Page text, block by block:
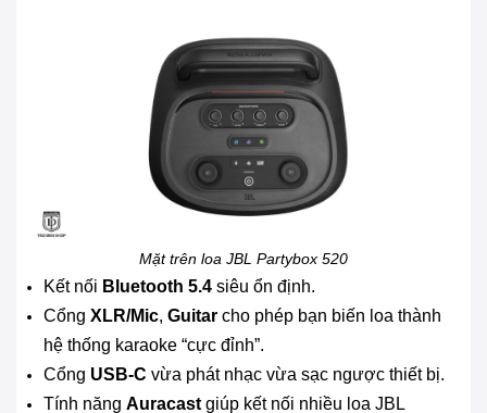
Mặt trên loa JBL Partybox 520
Kết nối Bluetooth 5.4 siêu ổn định.
Cổng XLR/Mic, Guitar cho phép bạn biến loa thành
hệ thống karaoke “cực đỉnh”.
Cổng USB-C vừa phát nhạc vừa sạc ngược thiết bị.
Tính năng Auracast giúp kết nối nhiều loa JBL